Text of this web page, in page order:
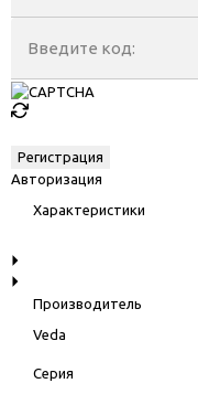
Введите код:
Авторизация
Характеристики
Производитель
Veda
Серия